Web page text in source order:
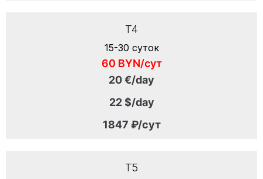
T4
15-30 суток
60 BYN/сут
20 €/day
22 $/day
1847 ₽/сут
T5